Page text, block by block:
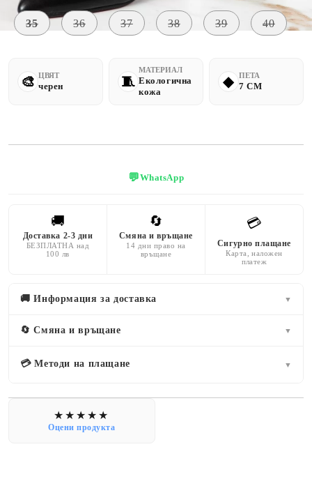
35 36 37 38 39 40
ЦВЯТ
черен
МАТЕРИАЛ
Екологична
кожа
ПЕТА
7 CM
💬WhatsApp
🚚
Доставка 2-3 дни
БЕЗПЛАТНА над
100 лв
🔄
Смяна и връщане
14 дни право на
връщане
💳
Сигурно плащане
Карта, наложен
платеж
🚚 Информация за доставка ▼
🔄 Смяна и връщане ▼
💳 Методи на плащане ▼
Оцени продукта